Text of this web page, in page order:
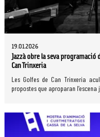
19.01.2026
Jazzà obre la seva programació
Can Trinxeria
Les Golfes de Can Trinxeria
propostes que aproparan